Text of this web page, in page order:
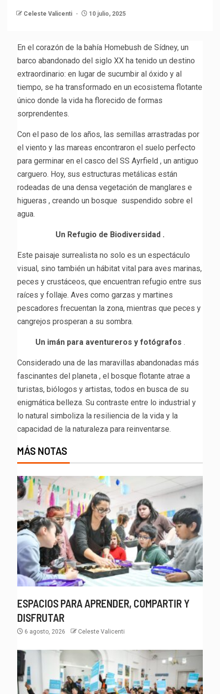
Celeste Valicenti 10 julio, 2025
En el corazón de la bahía Homebush de Sídney, un
barco abandonado del siglo XX ha tenido un destino
extraordinario: en lugar de sucumbir al óxido y al
tiempo, se ha transformado en un ecosistema flotante
único donde la vida ha florecido de formas
sorprendentes.
Con el paso de los años, las semillas arrastradas por
el viento y las mareas encontraron el suelo perfecto
para germinar en el casco del SS Ayrfield , un antiguo
carguero. Hoy, sus estructuras metálicas están
rodeadas de una densa vegetación de manglares e
higueras , creando un bosque suspendido sobre el
agua.
Un Refugio de Biodiversidad .
Este paisaje surrealista no solo es un espectáculo
visual, sino también un hábitat vital para aves marinas,
peces y crustáceos, que encuentran refugio entre sus
raíces y follaje. Aves como garzas y martines
pescadores frecuentan la zona, mientras que peces y
cangrejos prosperan a su sombra.
Un imán para aventureros y fotógrafos .
Considerado una de las maravillas abandonadas más
fascinantes del planeta , el bosque flotante atrae a
turistas, biólogos y artistas, todos en busca de su
enigmática belleza. Su contraste entre lo industrial y
lo natural simboliza la resiliencia de la vida y la
capacidad de la naturaleza para reinventarse.
MÁS NOTAS
ESPACIOS PARA APRENDER, COMPARTIR Y
DISFRUTAR
6 agosto, 2026 Celeste Valicenti